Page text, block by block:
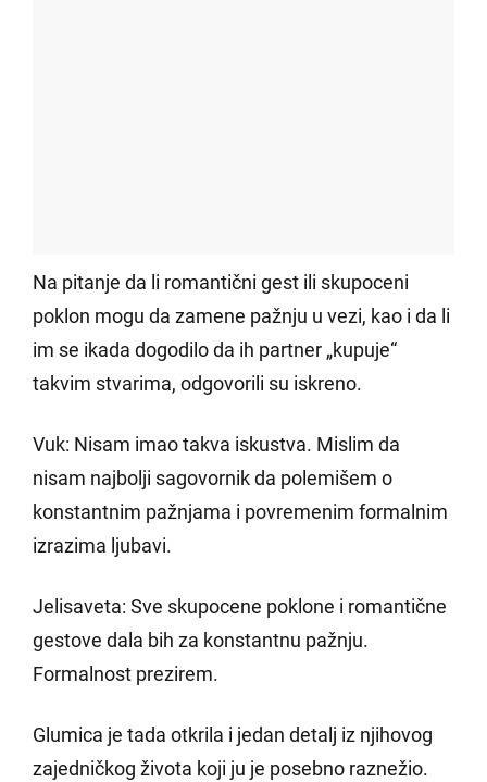
Na pitanje da li romantični gest ili skupoceni
poklon mogu da zamene pažnju u vezi, kao i da li
im se ikada dogodilo da ih partner „kupuje“
takvim stvarima, odgovorili su iskreno.
Vuk: Nisam imao takva iskustva. Mislim da
nisam najbolji sagovornik da polemišem o
konstantnim pažnjama i povremenim formalnim
izrazima ljubavi.
Jelisaveta: Sve skupocene poklone i romantične
gestove dala bih za konstantnu pažnju.
Formalnost prezirem.
Glumica je tada otkrila i jedan detalj iz njihovog
zajedničkog života koji ju je posebno raznežio.